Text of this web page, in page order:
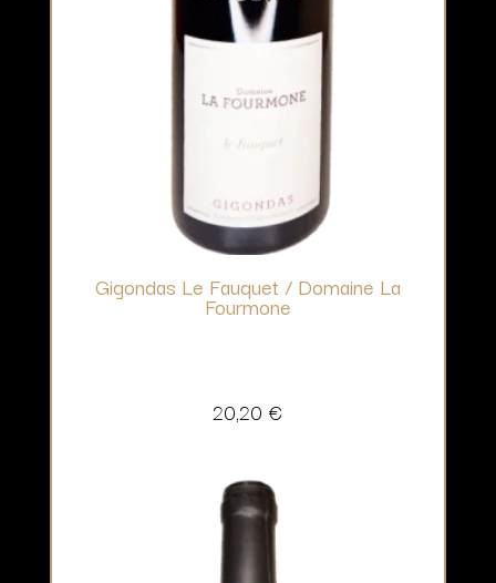
Gigondas Le Fauquet / Domaine La
Fourmone
20,20 €